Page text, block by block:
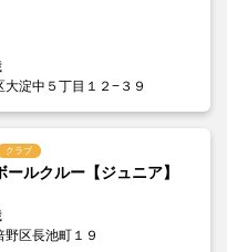
淀中５丁目１２−３９
クラブ
ルクルー【ジュニア】
区長池町１９